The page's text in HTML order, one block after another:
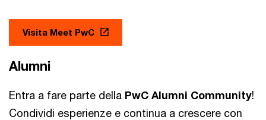
Visita Meet PwC
Alumni
Entra a fare parte della PwC Alumni Community!
Condividi esperienze e continua a crescere con